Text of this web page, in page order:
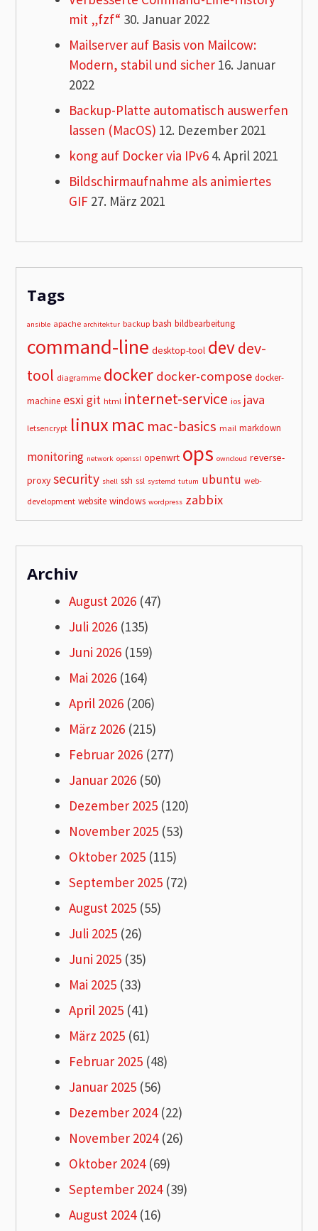
mit „fzf“ 30. Januar 2022
Mailserver auf Basis von Mailcow:
Modern, stabil und sicher 16. Januar
2022
Backup-Platte automatisch auswerfen
lassen (MacOS) 12. Dezember 2021
kong auf Docker via IPv6 4. April 2021
Bildschirmaufnahme als animiertes
GIF 27. März 2021
Tags
ansible apache architektur backup bash bildbearbeitung
command-line desktop-tool devdev-
tool diagramme docker docker-compose docker-
machine esxi git html internet-service ios java
letsencrypt linuxmac mac-basics mail markdown
monitoring network openssl openwrt ops owncloud reverse-
proxy security shell ssh ssl systemd tutum ubuntu web-
development website windows wordpress zabbix
Archiv
August 2026 (47)
Juli 2026 (135)
Juni 2026 (159)
Mai 2026 (164)
April 2026 (206)
März 2026 (215)
Februar 2026 (277)
Januar 2026 (50)
Dezember 2025 (120)
November 2025 (53)
Oktober 2025 (115)
September 2025 (72)
August 2025 (55)
Juli 2025 (26)
Juni 2025 (35)
Mai 2025 (33)
April 2025 (41)
März 2025 (61)
Februar 2025 (48)
Januar 2025 (56)
Dezember 2024(22)
November 2024(26)
Oktober 2024(69)
September 2024(39)
August 2024(16)